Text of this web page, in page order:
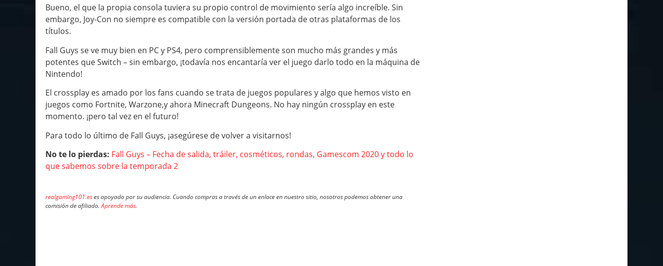
Bueno, el que la propia consola tuviera su propio control de movimiento sería algo increíble. Sin
embargo, Joy-Con no siempre es compatible con la versión portada de otras plataformas de los
títulos.
Fall Guys se ve muy bien en PC y PS4, pero comprensiblemente son mucho más grandes y más
potentes que Switch – sin embargo, ¡todavía nos encantaría ver el juego darlo todo en la máquina de
Nintendo!
El crossplay es amado por los fans cuando se trata de juegos populares y algo que hemos visto en
juegos como Fortnite, Warzone,y ahora Minecraft Dungeons. No hay ningún crossplay en este
momento. ¡pero tal vez en el futuro!
Para todo lo último de Fall Guys, ¡asegúrese de volver a visitarnos!
No te lo pierdas: Fall Guys – Fecha de salida, tráiler, cosméticos, rondas, Gamescom 2020 y todo lo
que sabemos sobre la temporada 2
realgaming101.eses apoyado por su audiencia. Cuando compras a través de un enlace en nuestro sitio, nosotros podemos obtener una
comisión de afiliado.Aprende más.